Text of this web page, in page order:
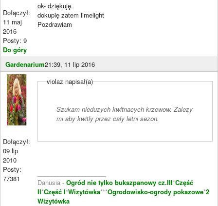
Dołączył:
11 maj
2016
Posty: 9
Do góry
ok- dziękuję.
dokupię zatem limelight
Pozdrawiam
Gardenarium21:39, 11 lip 2016
Dołączył:
09 lip
2010
Posty:
77381
violaz napisał(a)
Szukam nieduzych kwitnacych krzewow. Zalezy
mi aby kwitly przez caly letni sezon.
Danusia - Ogród nie tylko bukszpanowy cz.III*Część
II*Część I*Wizytówka***Ogrodowisko-ogrody pokazowe*2
Wizytówka